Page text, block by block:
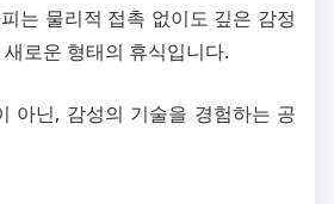
는 물리적 접촉 없이도 깊은 감정
로운 형태의 휴식입니다.
아닌, 감성의 기술을 경험하는 공